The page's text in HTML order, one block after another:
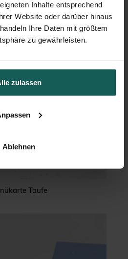
Inhalte entsprechend
Website oder darüber hinaus
Ihre Daten mit größtem
zu gewährleisten.
zulassen
Ablehnen
Taufe